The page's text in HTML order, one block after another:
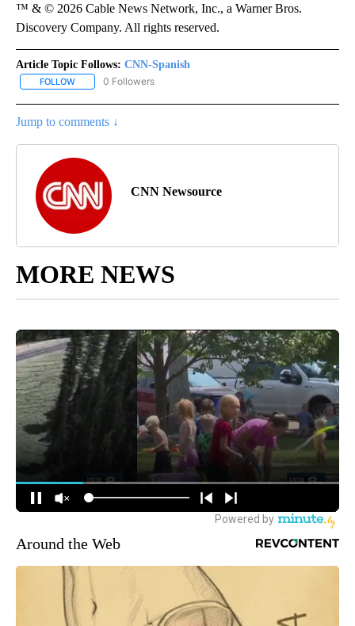
™ & © 2026 Cable News Network, Inc., a Warner Bros.
Discovery Company. All rights reserved.
Article Topic Follows: CNN-Spanish
FOLLOW FOLLOW "CNN-SPANISH" TO RECEIVE NOTIFICATIONS ABOUT
0 Followers
Jump to comments ↓
CNN Newsource
MORE NEWS
Around the Web